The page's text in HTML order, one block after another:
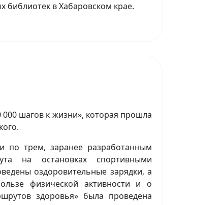
библиотек в Хабаровском крае.
000 шагов к жизни», которая прошла
по трем, заранее разработанным
на остановках спортивными
оздоровительные зарядки, а
физической активности и о
здоровья» была проведена